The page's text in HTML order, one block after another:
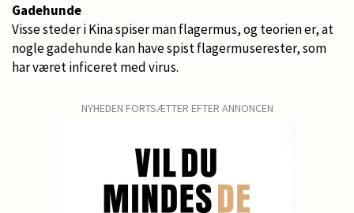
Gadehunde
Visse steder i Kina spiser man flagermus, og teorien er, at
nogle gadehunde kan have spist flagermuserester, som
har været inficeret med virus.
NYHEDEN FORTSÆTTER EFTER ANNONCEN